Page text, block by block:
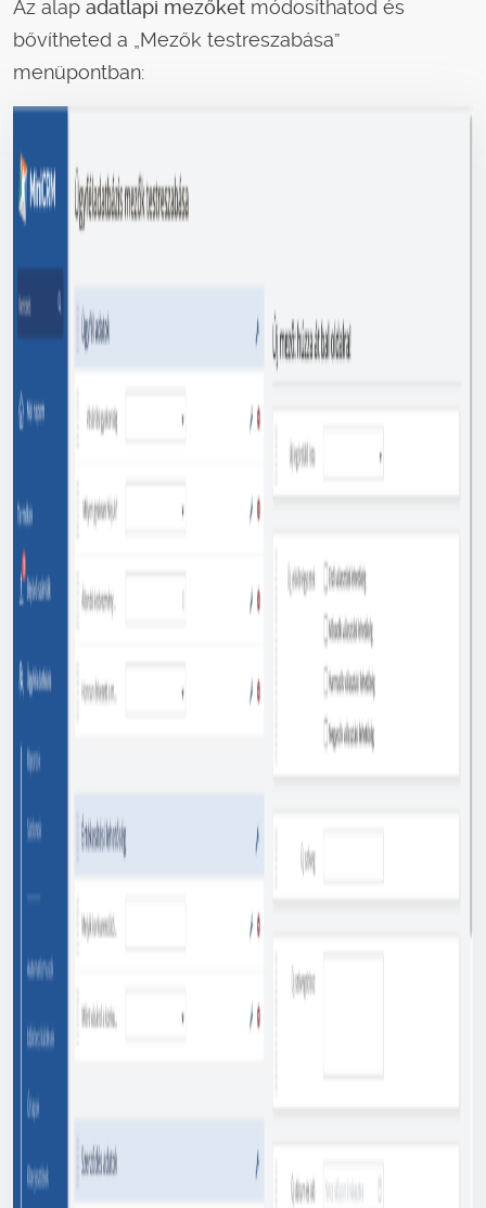
Az alap adatlapi mezőket módosíthatod és
bővítheted a „Mezők testreszabása”
menüpontban: